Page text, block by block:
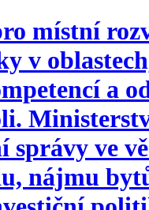
místní
v
a
správy ve
nájmu